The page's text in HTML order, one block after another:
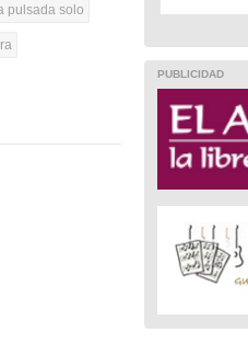
pulsada solo
PUBLICIDAD